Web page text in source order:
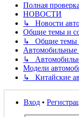
Полная
НОВОСТИ
↳ Новости
Общие темы и
↳ Общие темы
Автомобильные
↳
Модели
↳ Китайские
Вход •